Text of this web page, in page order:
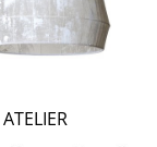
ATELIER